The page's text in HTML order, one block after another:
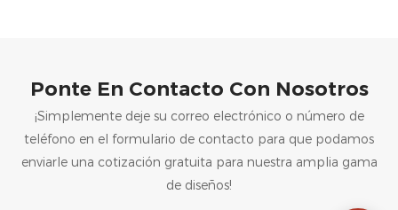
Packshion
Accesorios -
Embalaje
Packshion
Ponte En Contacto Con Nosotros
¡Simplemente deje su correo electrónico o número de
teléfono en el formulario de contacto para que podamos
enviarle una cotización gratuita para nuestra amplia gama
de diseños!